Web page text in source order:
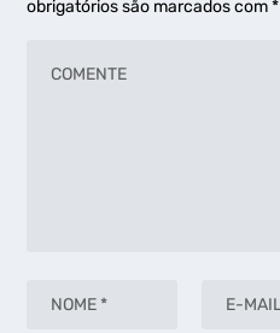
obrigatórios são marcados com*